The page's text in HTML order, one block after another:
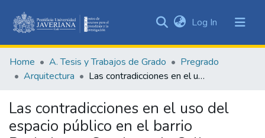
&
Collections
Statistics
Log In (current)
Home A. Tesis y Trabajos de Grado
Pregrado
Arquitectura
Las contradicciones en el uso del espacio público en el barrio Bochalema, Santiago de Cali
Las contradicciones en el uso del
espacio público en el barrio